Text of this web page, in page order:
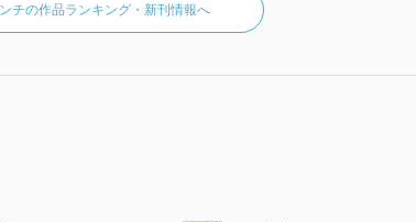
チの作品ランキング・新刊情報へ